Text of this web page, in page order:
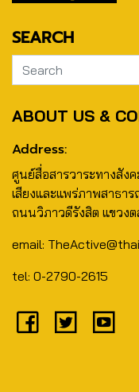
SEARCH
ABOUT US &
Address:
ศูนย์สื่อสารวาระทางสัง
เสียงและแพร่ภาพสาธา
ถนนวิภาวดีรังสิต แขวงต
email:
tel: 0-2790-2615